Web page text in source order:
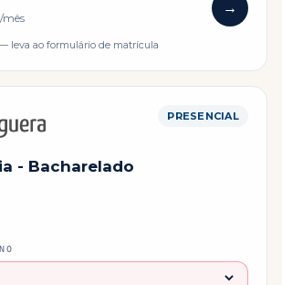
/mês
→
leva ao formulário de matrícula
PRESENCIAL
- Bacharelado